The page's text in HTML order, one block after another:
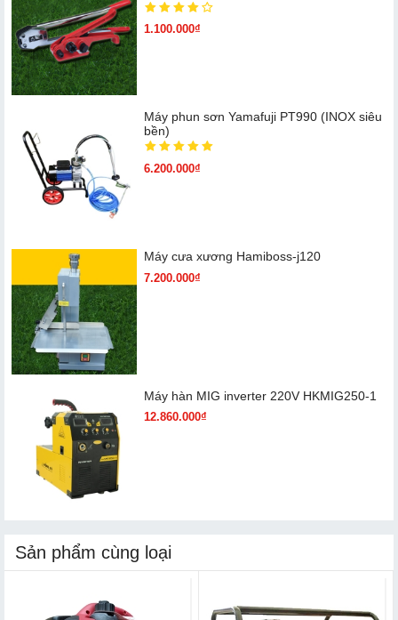
1.100.000₫
Máy phun sơn Yamafuji PT990 (INOX siêu
bền)
6.200.000₫
Máy cưa xương Hamiboss-j120
7.200.000₫
Máy hàn MIG inverter 220V HKMIG250-1
12.860.000₫
Sản phẩm cùng loại